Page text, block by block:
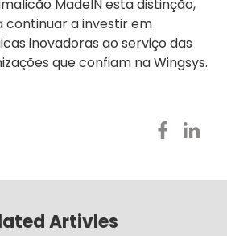
MadeIN esta distinção,
continuar a investir em
inovadoras ao serviço das
que confiam na Wingsys.
Artivles